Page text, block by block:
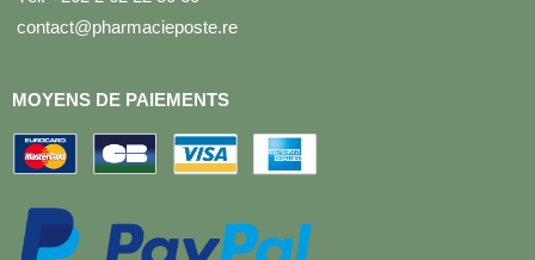
contact@pharmacieposte.re
MOYENS DE PAIEMENTS